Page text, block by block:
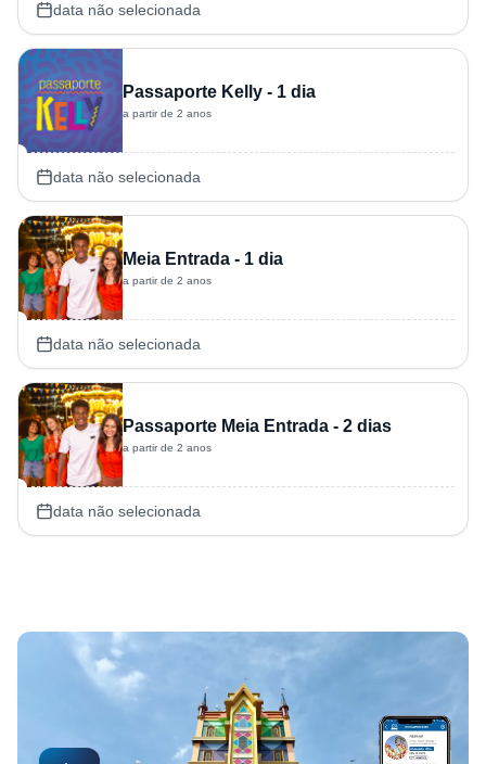
data não selecionada
Passaporte Kelly - 1 dia
a partir de 2 anos
data não selecionada
Meia Entrada - 1 dia
a partir de 2 anos
data não selecionada
Passaporte Meia Entrada - 2 dias
a partir de 2 anos
data não selecionada